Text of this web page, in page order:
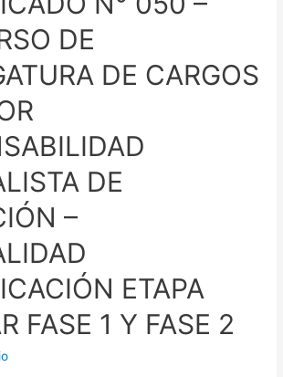
DE
DE CARGOS
DE
–
ETAPA
FASE 1 Y FASE 2